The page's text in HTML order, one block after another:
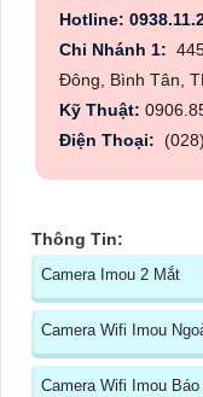
Hotline:
Chi Nhánh 1:
Đông, Bình Tân,
Kỹ Thuật:
Điện Thoại:
Thông Tin:
Camera Imou 2 Mắt
Camera Wifi Imou
Camera Wifi Imou